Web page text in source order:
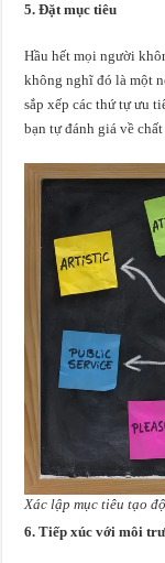
5. Đặt mục tiêu
Hầu hết mọi người
không nghĩ đó là một
sắp xếp các thứ tự ưu
bạn tự đánh giá về
Xác lập mục tiêu tạo
6. Tiếp xúc với môi